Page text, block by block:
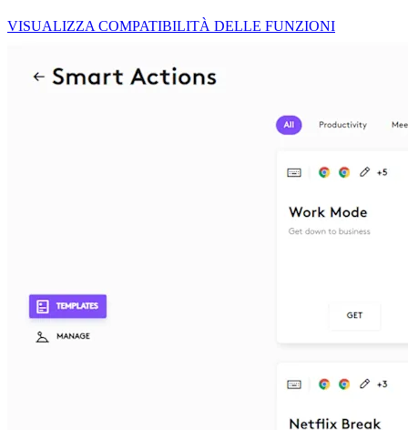
VISUALIZZA COMPATIBILITÀ DELLE FUNZIONI